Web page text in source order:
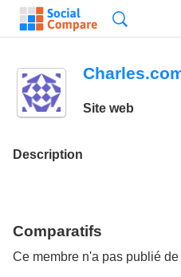
Site web
Description
Comparatifs
Ce membre n'a pas publié